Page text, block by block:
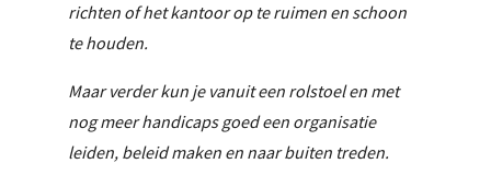
richten of het kantoor op te ruimen en schoon
te houden.
Maar verder kun je vanuit een rolstoel en met
nog meer handicaps goed een organisatie
leiden, beleid maken en naar buiten treden.